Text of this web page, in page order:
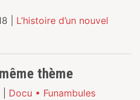
| L’histoire d’un nouvel
thème
Docu • Funambules